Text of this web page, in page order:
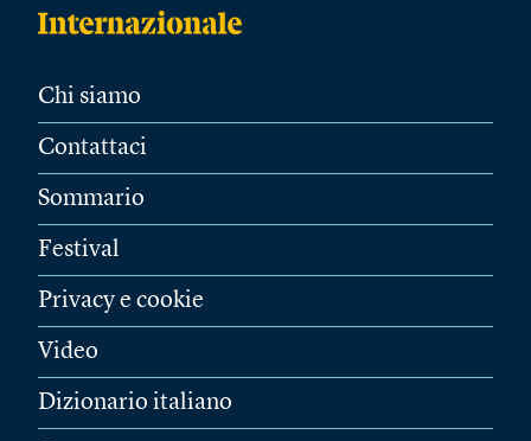
Chi siamo
Contattaci
Sommario
Festival
Privacy e cookie
Video
Dizionario italiano